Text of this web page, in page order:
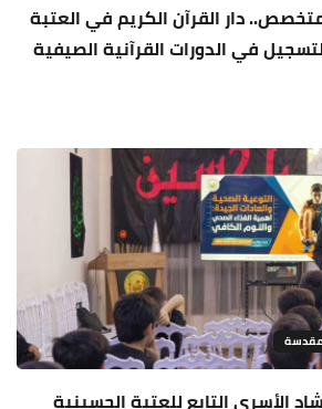
دار القرآن الكريم في العتبة
في الدورات القرآنية الصيفية
الأسري التابع للعتبة الحسينية